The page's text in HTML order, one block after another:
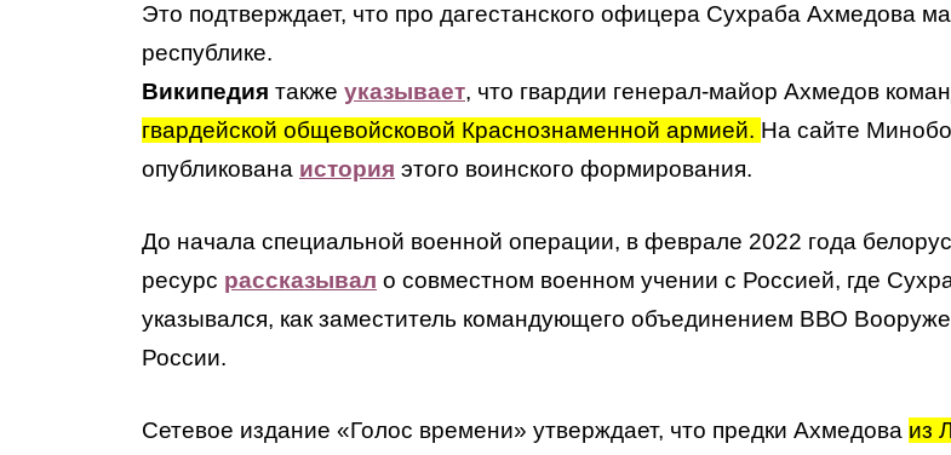
Это подтверждает, что про дагестанского офицера Сухраба Ахмедова
республике.
Википедия также указывает, что гвардии генерал-майор Ахмедов
гвардейской общевойсковой Краснознаменной армией. На сайте
опубликована история этого воинского формирования.
До начала специальной военной операции, в феврале 2022 года
ресурс рассказывал о совместном военном учении с Россией, где
указывался, как заместитель командующего объединением ВВО
России.
Сетевое издание «Голос времени» утверждает, что предки Ахмедова из